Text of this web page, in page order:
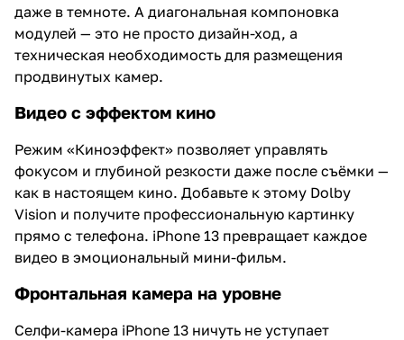
даже в темноте. А диагональная компоновка
модулей — это не просто дизайн-ход, а
техническая необходимость для размещения
продвинутых камер.
Видео с эффектом кино
Режим «Киноэффект» позволяет управлять
фокусом и глубиной резкости даже после съёмки —
как в настоящем кино. Добавьте к этому Dolby
Vision и получите профессиональную картинку
прямо с телефона. iPhone 13 превращает каждое
видео в эмоциональный мини-фильм.
Фронтальная камера на уровне
Селфи-камера iPhone 13 ничуть не уступает